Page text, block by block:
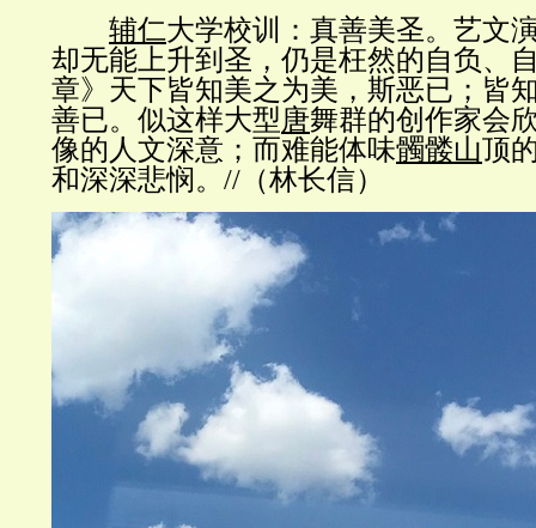
辅仁大学校训：真善美圣。艺文
却无能上升到圣，仍是枉然的自负、
章》天下皆知美之为美，斯恶已；皆
善已。似这样大型唐舞群的创作家会
像的人文深意；而难能体味髑髅山顶
和深深悲悯。//（林长信）